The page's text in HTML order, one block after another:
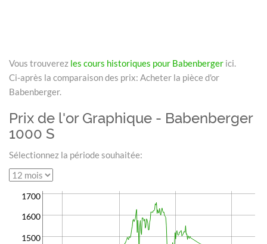
Vous trouverez les cours historiques pour Babenberger ici.
Ci-après la comparaison des prix: Acheter la pièce d'or
Babenberger.
Prix de l'or Graphique - Babenberger
1000 S
Sélectionnez la période souhaitée:
1500
1600
1700